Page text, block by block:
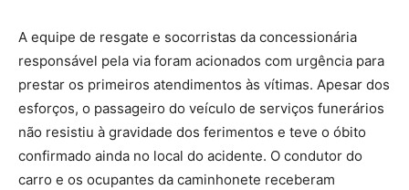
A equipe de resgate e socorristas da concessionária
responsável pela via foram acionados com urgência para
prestar os primeiros atendimentos às vítimas. Apesar dos
esforços, o passageiro do veículo de serviços funerários
não resistiu à gravidade dos ferimentos e teve o óbito
confirmado ainda no local do acidente. O condutor do
carro e os ocupantes da caminhonete receberam